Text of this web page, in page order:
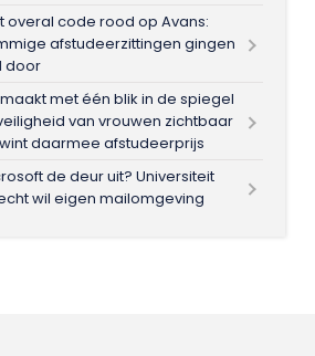
overal code rood op Avans:
afstudeerzittingen gingen
door
met één blik in de spiegel
van vrouwen zichtbaar
daarmee afstudeerprijs
de deur uit? Universiteit
wil eigen mailomgeving